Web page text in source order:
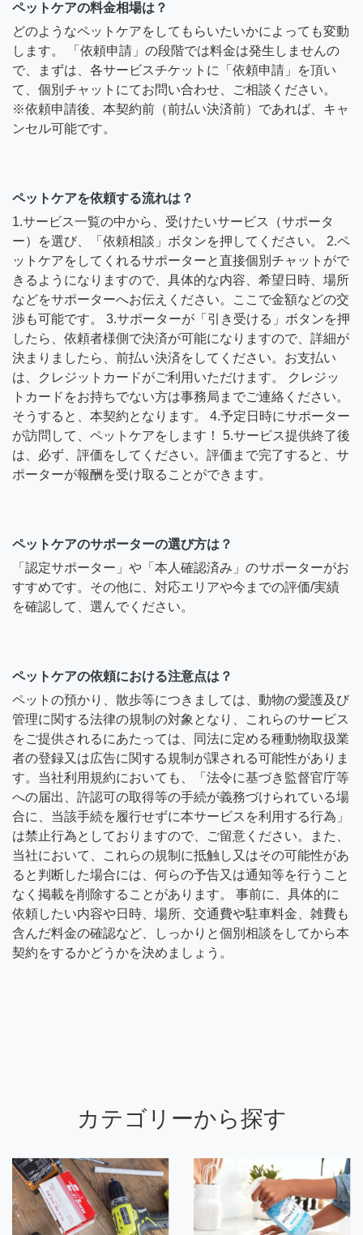
ペットケアの料金相場は？
どのようなペットケアをしてもらいたいかによっても変動
します。 「依頼申請」の段階では料金は発生しませんの
で、まずは、各サービスチケットに「依頼申請」を頂い
て、個別チャットにてお問い合わせ、ご相談ください。
※依頼申請後、本契約前（前払い決済前）であれば、キャ
ンセル可能です。
ペットケアを依頼する流れは？
1.サービス一覧の中から、受けたいサービス（サポータ
ー）を選び、「依頼相談」ボタンを押してください。 2.ペ
ットケアをしてくれるサポーターと直接個別チャットがで
きるようになりますので、具体的な内容、希望日時、場所
などをサポーターへお伝えください。ここで金額などの交
渉も可能です。 3.サポーターが「引き受ける」ボタンを押
したら、依頼者様側で決済が可能になりますので、詳細が
決まりましたら、前払い決済をしてください。お支払い
は、クレジットカードがご利用いただけます。 クレジッ
トカードをお持ちでない方は事務局までご連絡ください。
そうすると、本契約となります。 4.予定日時にサポーター
が訪問して、ペットケアをします！ 5.サービス提供終了後
は、必ず、評価をしてください。評価まで完了すると、サ
ポーターが報酬を受け取ることができます。
ペットケアのサポーターの選び方は？
「認定サポーター」や「本人確認済み」のサポーターがお
すすめです。その他に、対応エリアや今までの評価/実績
を確認して、選んでください。
ペットケアの依頼における注意点は？
ペットの預かり、散歩等につきましては、動物の愛護及び
管理に関する法律の規制の対象となり、これらのサービス
をご提供されるにあたっては、同法に定める種動物取扱業
者の登録又は広告に関する規制が課される可能性がありま
す。当社利用規約においても、「法令に基づき監督官庁等
への届出、許認可の取得等の手続が義務づけられている場
合に、当該手続を履行せずに本サービスを利用する行為」
は禁止行為としておりますので、ご留意ください。また、
当社において、これらの規制に抵触し又はその可能性があ
ると判断した場合には、何らの予告又は通知等を行うこと
なく掲載を削除することがあります。 事前に、具体的に
依頼したい内容や日時、場所、交通費や駐車料金、雑費も
含んだ料金の確認など、しっかりと個別相談をしてから本
契約をするかどうかを決めましょう。
カテゴリーから探す